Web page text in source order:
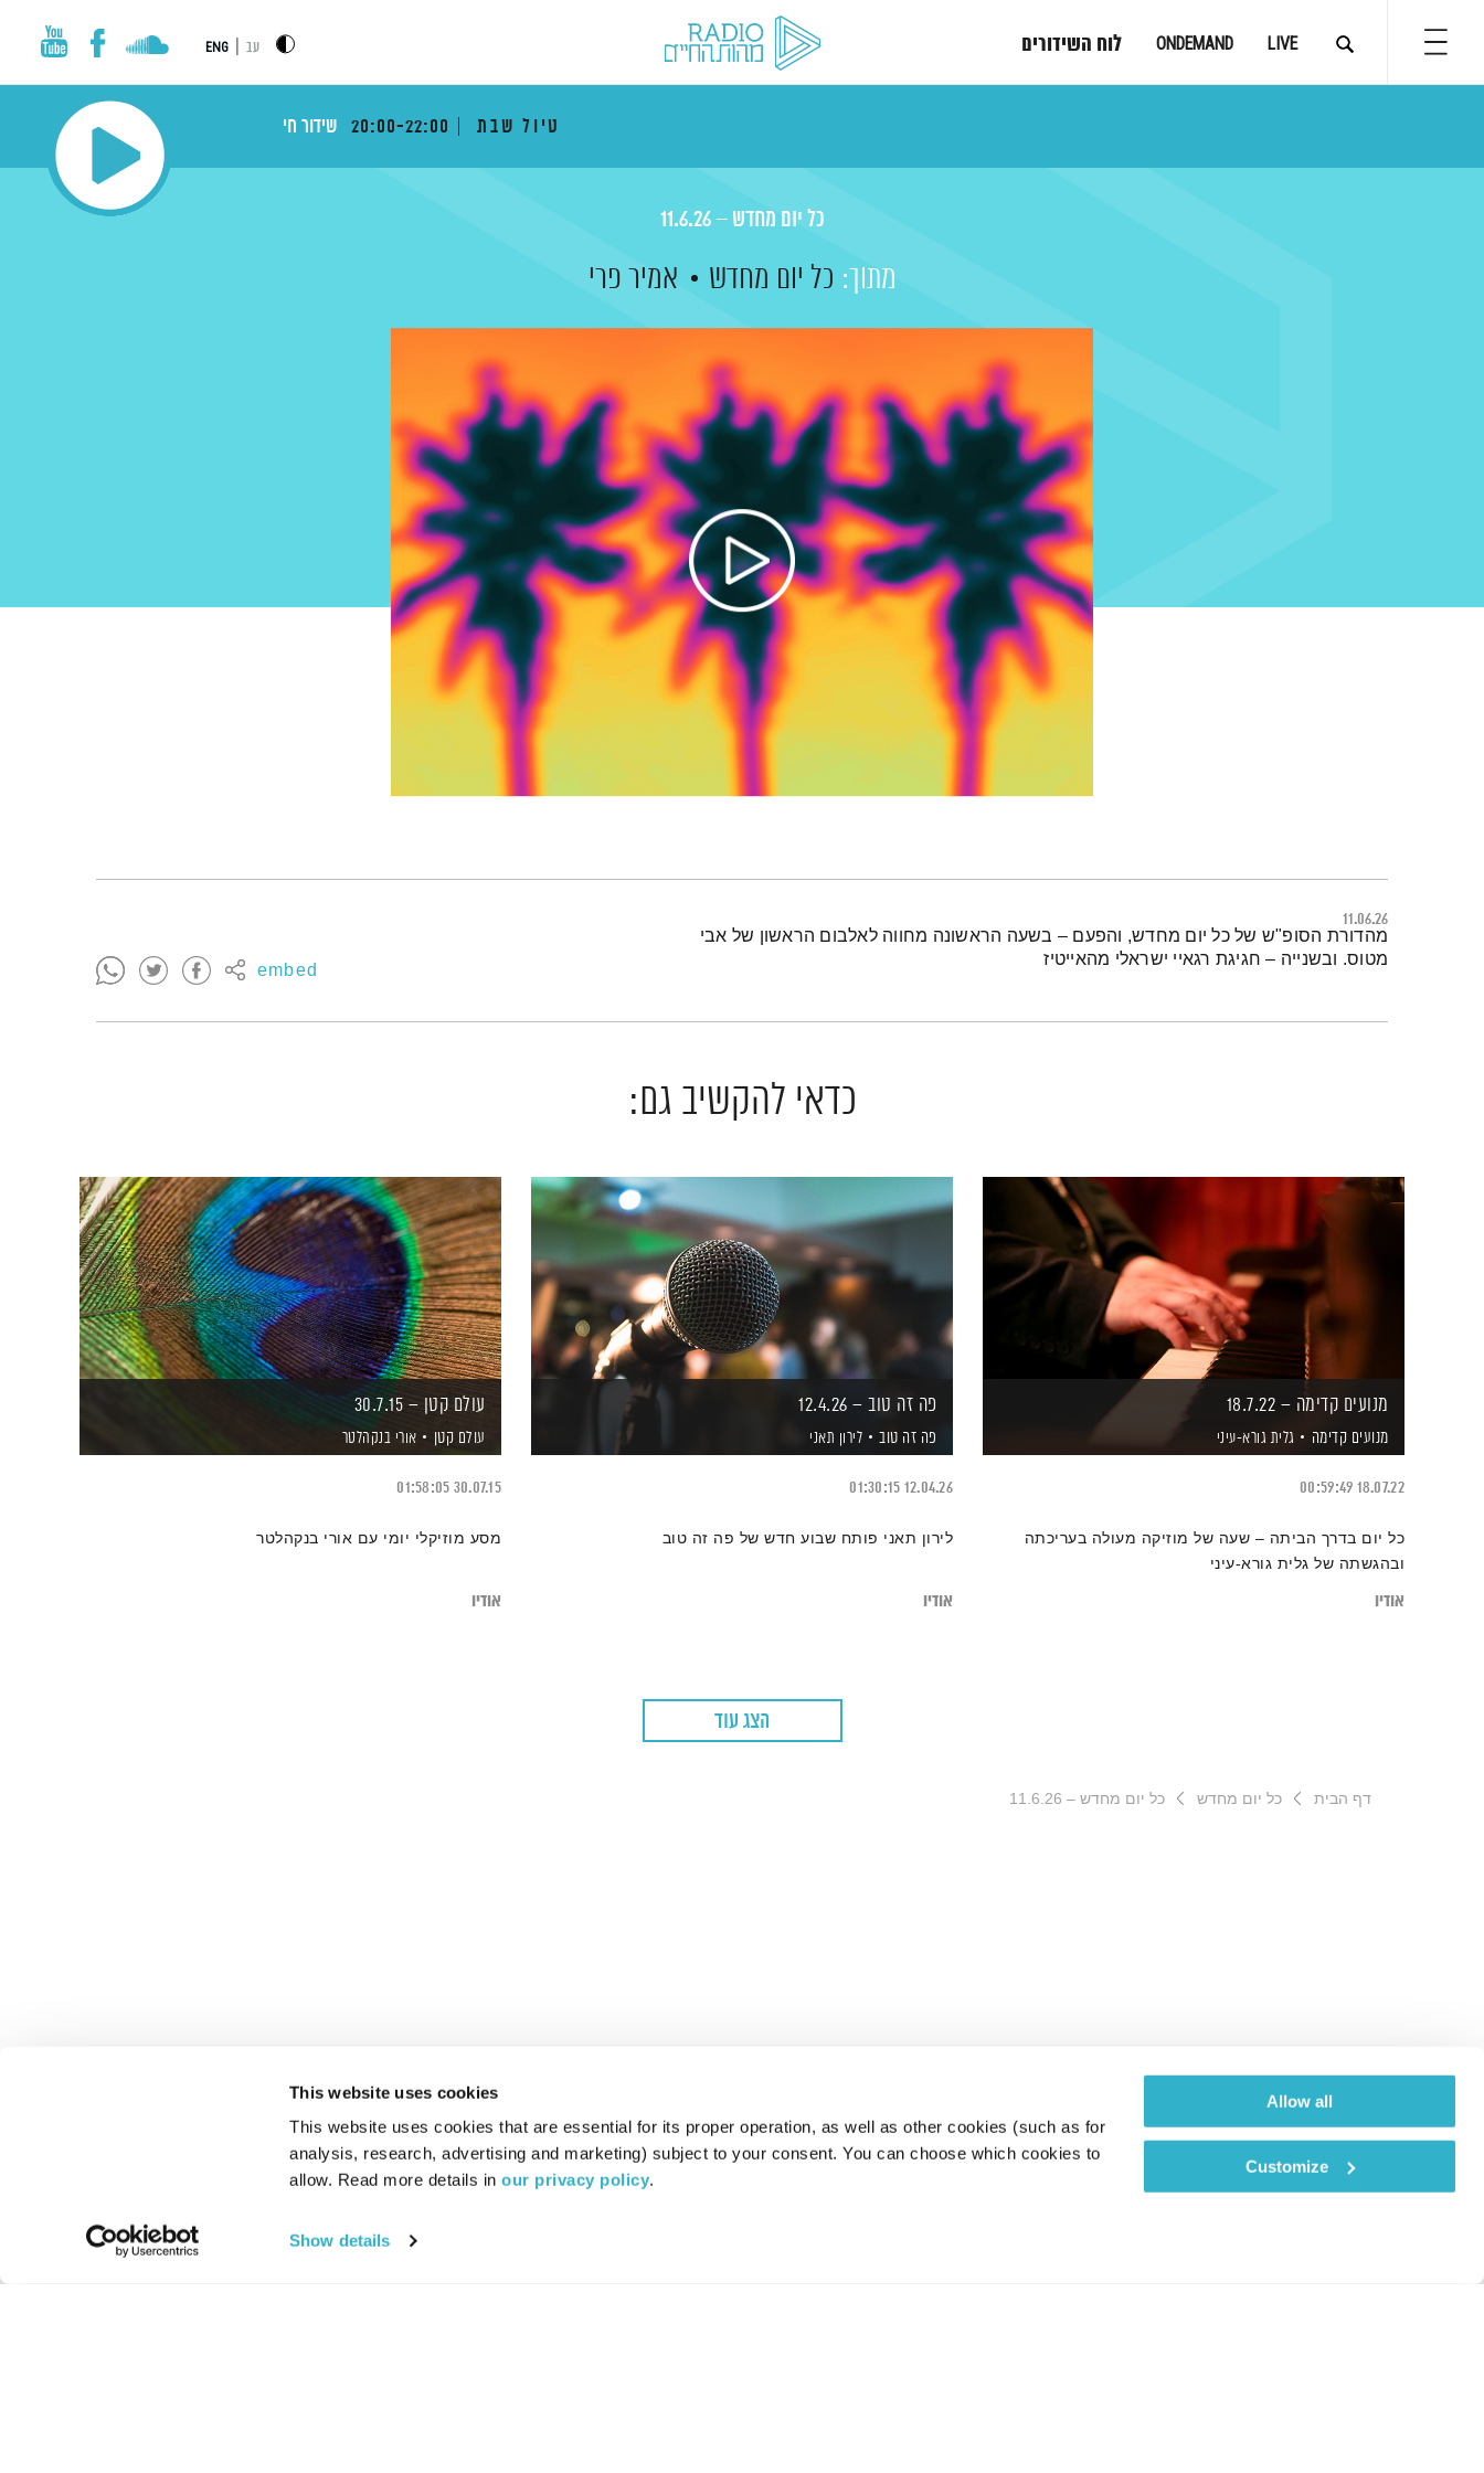
This website uses cookies
This website uses cookies that are essential for its proper operation, as well as other cookies (such as for
analysis, research, advertising and marketing) subject to your consent. You can choose which cookies to
allow. Read more details in our privacy policy.
Show details
Allow all
Customize
LIVE
ONDEMAND לוח השידורים עב ENG
טיול שבת 20:00-22:00 שידור חי
כל יום מחדש – 11.6.26
מתוך: כל יום מחדש אמיר פרי
11.06.26
embed
תמצית הפודקאסט
מהדורת הסופ"ש של כל יום מחדש, והפעם – בשעה הראשונה מחווה לאלבום הראשון של אבי
מטוס. ובשנייה – חגיגת רגאיי ישראלי מהאייטיז
כדאי להקשיב גם:
מנועים קדימה – 18.7.22
מנועים קדימה גלית גורא-עיני
18.07.22
00:59:49
כל יום בדרך הביתה – שעה של מוזיקה מעולה בעריכתה
ובהגשתה של גלית גורא-עיני
אודיו
פה זה טוב – 12.4.26
פה זה טוב לירון תאני
12.04.26
01:30:15
לירון תאני פותח שבוע חדש של פה זה טוב
אודיו
עולם קטן – 30.7.15
עולם קטן אורי בנקהלטר
30.07.15
01:58:05
מסע מוזיקלי יומי עם אורי בנקהלטר
אודיו
הצג עוד
דף הבית כל יום מחדש כל יום מחדש – 11.6.26